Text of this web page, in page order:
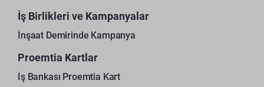
İş Birlikleri ve Kampanyalar
İnşaat Demirinde Kampanya
Proemtia Kartlar
İş Bankası Proemtia Kart